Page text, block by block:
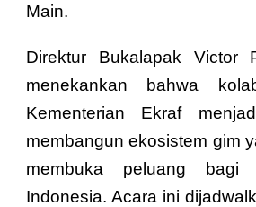
Main.
Direktur Bukalapak Victor
menekankan bahwa
Kementerian Ekraf
membangun ekosistem gim
membuka peluang bagi
Indonesia. Acara ini